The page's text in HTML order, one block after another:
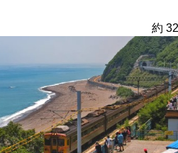
約